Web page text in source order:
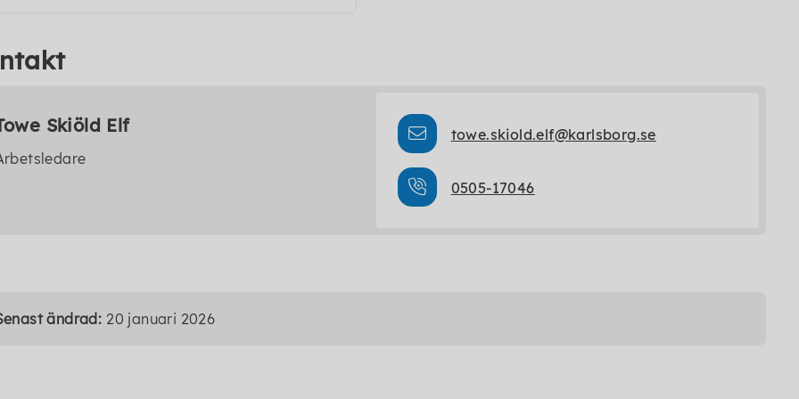
Skiöld Elf towe.skiold.elf@karlsborg.se
0505-17046
ändrad: 20 januari 2026